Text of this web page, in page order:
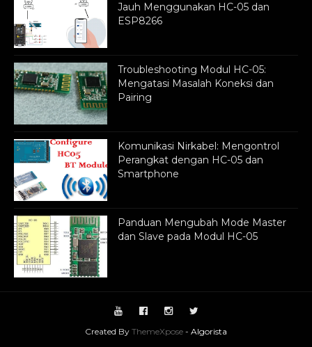
Jauh Menggunakan HC-05 dan
ESP8266
Troubleshooting Modul HC-05:
Mengatasi Masalah Koneksi dan
Pairing
Komunikasi Nirkabel: Mengontrol
Perangkat dengan HC-05 dan
Smartphone
Panduan Mengubah Mode Master
dan Slave pada Modul HC-05
Created By ThemeXpose - Algorista